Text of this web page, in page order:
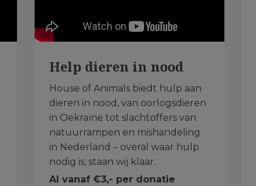
Help dieren in nood
House of Animals biedt hulp aan
dieren in nood, van oorlogsdieren
in Oekraïne tot slachtoffers van
natuurrampen en mishandeling
in Nederland – overal waar hulp
nodig is, staan wij klaar.
Al vanaf €3,- per donatie